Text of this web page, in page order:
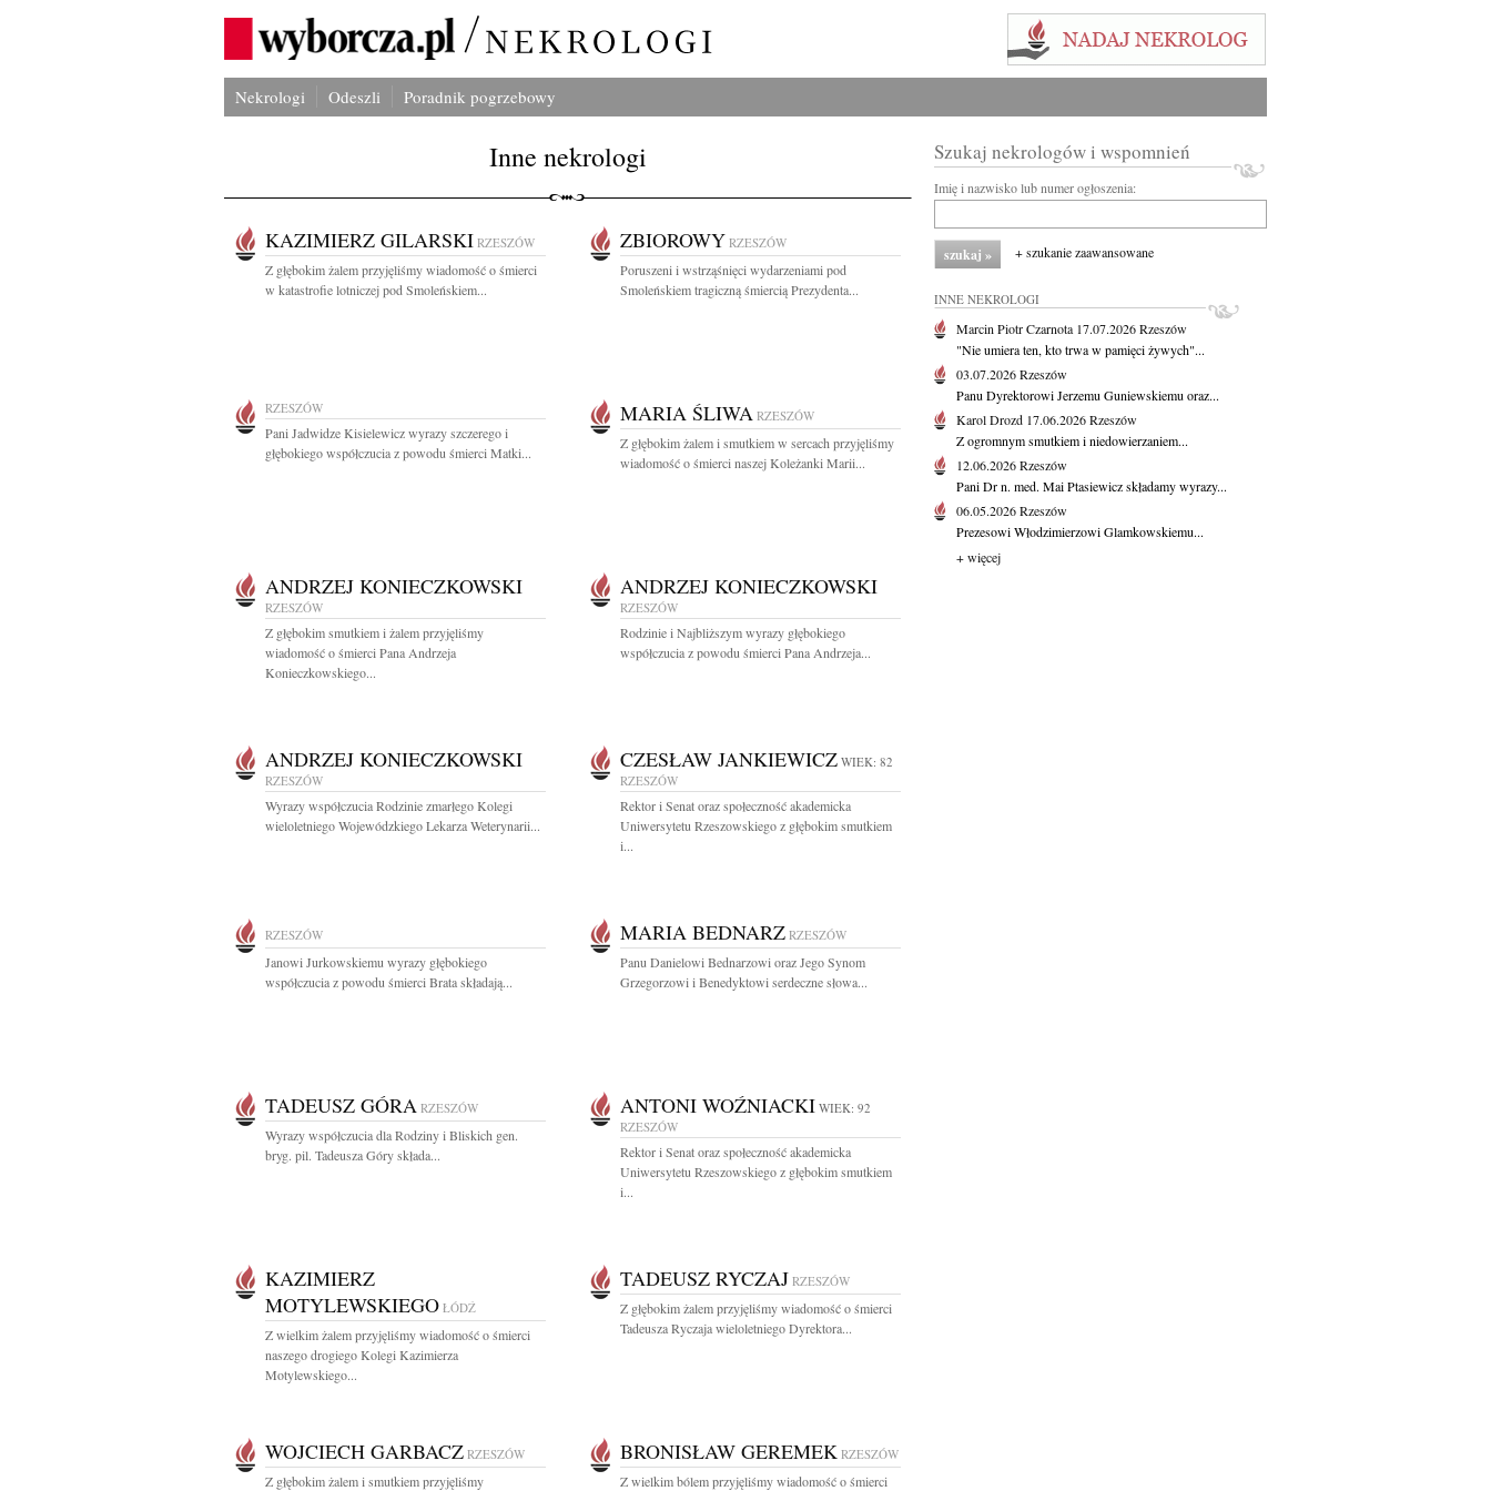
Nekrologi Odeszli Poradnik pogrzebowy
Inne nekrologi
KAZIMIERZ GILARSKI RZESZÓW
Z głębokim żalem przyjęliśmy wiadomość o śmierci
w katastrofie lotniczej pod Smoleńskiem...
ZBIOROWY RZESZÓW
Poruszeni i wstrząśnięci wydarzeniami pod
Smoleńskiem tragiczną śmiercią Prezydenta...
RZESZÓW
Pani Jadwidze Kisielewicz wyrazy szczerego i
głębokiego współczucia z powodu śmierci Matki...
MARIA ŚLIWA RZESZÓW
Z głębokim żalem i smutkiem w sercach przyjęliśmy
wiadomość o śmierci naszej Koleżanki Marii...
ANDRZEJ KONIECZKOWSKI
RZESZÓW
Z głębokim smutkiem i żalem przyjęliśmy
wiadomość o śmierci Pana Andrzeja
Konieczkowskiego...
ANDRZEJ KONIECZKOWSKI
RZESZÓW
Rodzinie i Najbliższym wyrazy głębokiego
współczucia z powodu śmierci Pana Andrzeja...
ANDRZEJ KONIECZKOWSKI
RZESZÓW
Wyrazy współczucia Rodzinie zmarłego Kolegi
wieloletniego Wojewódzkiego Lekarza Weterynarii...
CZESŁAW JANKIEWICZ WIEK: 82
RZESZÓW
Rektor i Senat oraz społeczność akademicka
Uniwersytetu Rzeszowskiego z głębokim smutkiem
i...
RZESZÓW
Janowi Jurkowskiemu wyrazy głębokiego
współczucia z powodu śmierci Brata składają...
MARIA BEDNARZ RZESZÓW
Panu Danielowi Bednarzowi oraz Jego Synom
Grzegorzowi i Benedyktowi serdeczne słowa...
TADEUSZ GÓRA RZESZÓW
Wyrazy współczucia dla Rodziny i Bliskich gen.
bryg. pil. Tadeusza Góry składa...
ANTONI WOŹNIACKI WIEK: 92
RZESZÓW
Rektor i Senat oraz społeczność akademicka
Uniwersytetu Rzeszowskiego z głębokim smutkiem
i...
KAZIMIERZ
MOTYLEWSKIEGO ŁÓDŹ
Z wielkim żalem przyjęliśmy wiadomość o śmierci
naszego drogiego Kolegi Kazimierza
Motylewskiego...
TADEUSZ RYCZAJ RZESZÓW
Z głębokim żalem przyjęliśmy wiadomość o śmierci
Tadeusza Ryczaja wieloletniego Dyrektora...
WOJCIECH GARBACZ RZESZÓW
Z głębokim żalem i smutkiem przyjęliśmy
BRONISŁAW GEREMEK RZESZÓW
Z wielkim bólem przyjęliśmy wiadomość o śmierci
Szukaj nekrologów i wspomnień
Imię i nazwisko lub numer ogłoszenia:
+ szukanie zaawansowane
INNE NEKROLOGI
Marcin Piotr Czarnota 17.07.2026Rzeszów
"Nie umiera ten, kto trwa w pamięci żywych"...
03.07.2026Rzeszów
Panu Dyrektorowi Jerzemu Guniewskiemu oraz...
Karol Drozd 17.06.2026Rzeszów
Z ogromnym smutkiem i niedowierzaniem...
12.06.2026Rzeszów
Pani Dr n. med. Mai Ptasiewicz składamy wyrazy...
06.05.2026Rzeszów
Prezesowi Włodzimierzowi Glamkowskiemu...
+ więcej